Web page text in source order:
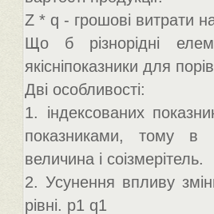
Z * q - грошові витрати
Що б різнорідні
якісніпоказники для
Дві особливості:
1. індексованих
показниками, тому в
величина і соізмерітель.
2. Усунення впливу
рівні. p1 q1